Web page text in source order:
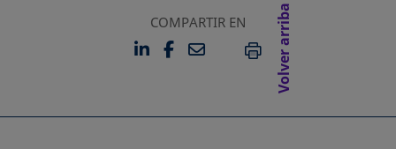
COMPARTIR EN
LINKEDIN
SE ABRE EN UNA PESTAÑA
FACEBOOK
SE ABRE EN UNA
EMAILIMPRIMIR
Volver arriba